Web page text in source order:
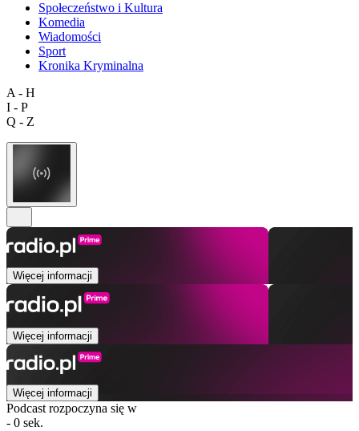
Społeczeństwo i Kultura
Komedia
Wiadomości
Sport
Kronika Kryminalna
A - H
I - P
Q - Z
Więcej informacji
Więcej informacji
Więcej informacji
Podcast rozpoczyna się w
- 0 sek.